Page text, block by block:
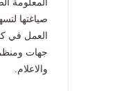
العمل في
والاعلام.